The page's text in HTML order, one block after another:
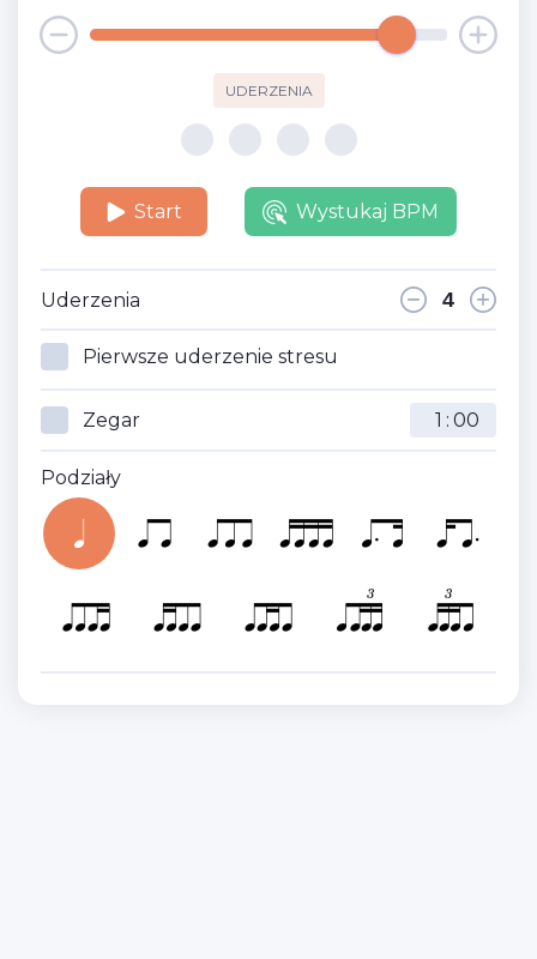
UDERZENIA
Start Wystukaj BPM
Uderzenia
Pierwsze uderzenie stresu
Zegar :
Podziały